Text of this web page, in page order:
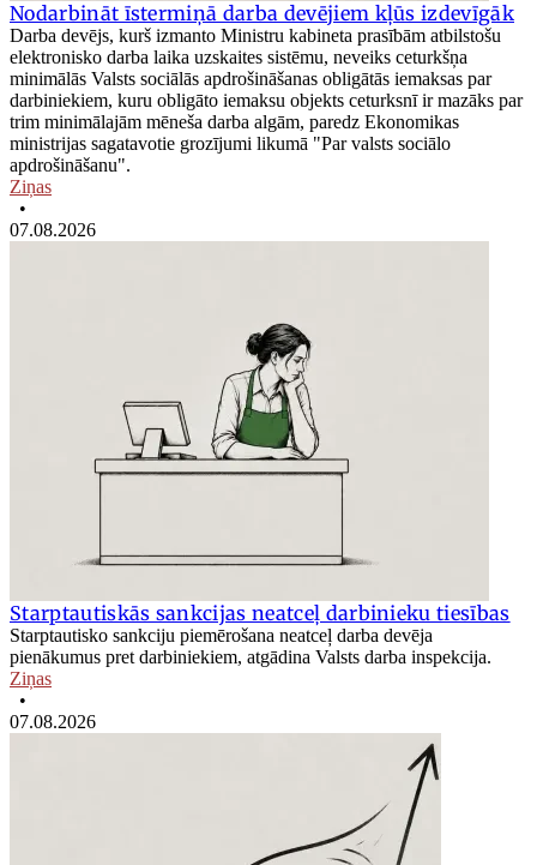
Nodarbināt īstermiņā darba devējiem kļūs izdevīgāk
Darba devējs, kurš izmanto Ministru kabineta prasībām atbilstošu
elektronisko darba laika uzskaites sistēmu, neveiks ceturkšņa
minimālās Valsts sociālās apdrošināšanas obligātās iemaksas par
darbiniekiem, kuru obligāto iemaksu objekts ceturksnī ir mazāks par
trim minimālajām mēneša darba algām, paredz Ekonomikas
ministrijas sagatavotie grozījumi likumā "Par valsts sociālo
apdrošināšanu".
Ziņas
•
07.08.2026
Starptautiskās sankcijas neatceļ darbinieku tiesības
Starptautisko sankciju piemērošana neatceļ darba devēja
pienākumus pret darbiniekiem, atgādina Valsts darba inspekcija.
Ziņas
•
07.08.2026